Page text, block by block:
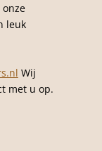
leuk
Wij
met u op.